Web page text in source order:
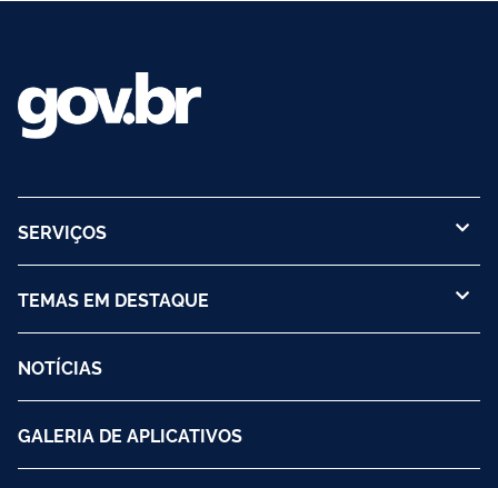
SERVIÇOS
TEMAS EM DESTAQUE
NOTÍCIAS
GALERIA DE APLICATIVOS